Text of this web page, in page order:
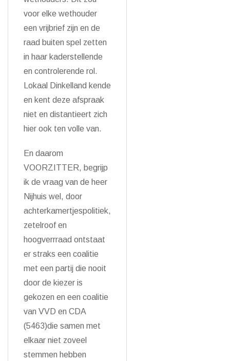
voor elke wethouder
een vrijbrief zijn en de
raad buiten spel zetten
in haar kaderstellende
en controlerende rol.
Lokaal Dinkelland kende
en kent deze afspraak
niet en distantieert zich
hier ook ten volle van.
En daarom
VOORZITTER, begrijp
ik de vraag van de heer
Nijhuis wel, door
achterkamertjespolitiek,
zetelroof en
hoogverrraad ontstaat
er straks een coalitie
met een partij die nooit
door de kiezer is
gekozen en een coalitie
van VVD en CDA
(5463)die samen met
elkaar niet zoveel
stemmen hebben